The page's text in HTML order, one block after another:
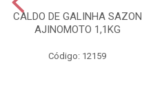
CALDO DE GALINHA SAZON
AJINOMOTO 1,1KG
Código: 12159